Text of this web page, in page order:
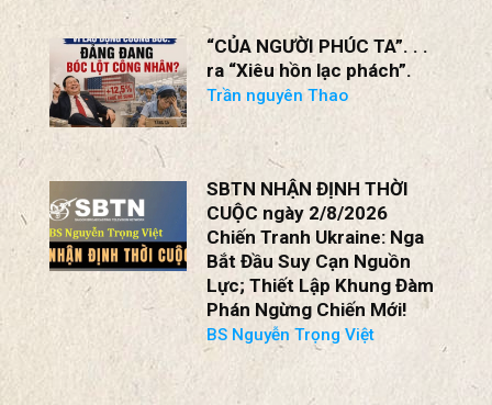
“CỦA NGƯỜI PHÚC TA”. . .
ra “Xiêu hồn lạc phách”.
Trần nguyên Thao
SBTN NHẬN ĐỊNH THỜI
CUỘC ngày 2/8/2026
Chiến Tranh Ukraine: Nga
Bắt Đầu Suy Cạn Nguồn
Lực; Thiết Lập Khung Đàm
Phán Ngừng Chiến Mới!
BS Nguyễn Trọng Việt